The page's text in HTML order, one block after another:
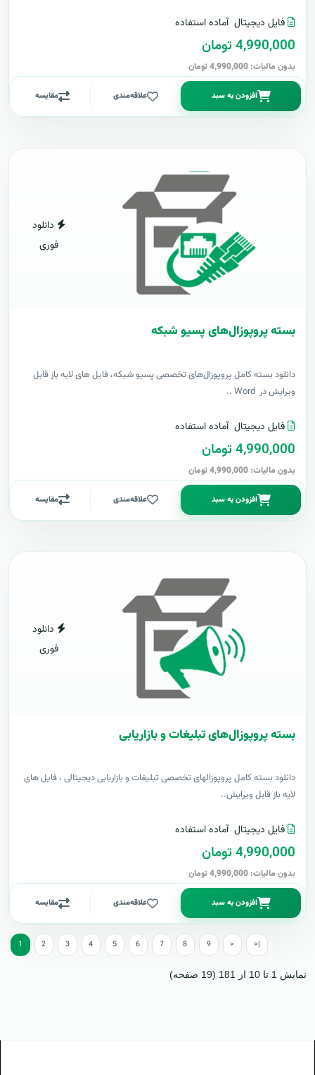
فایل دیجیتال آماده استفاده
4,990,000 تومان
بدون مالیات: 4,990,000 تومان
افزودن به سبد علاقه‌مندی مقایسه
دانلود
فوری
بسته پروپوزال‌های پسیو شبکه
دانلود بسته کامل پروپوزال‌های تخصصی پسیو شبکه، فایل های لایه باز قابل
ویرایش در Word ..
فایل دیجیتال آماده استفاده
4,990,000 تومان
بدون مالیات: 4,990,000 تومان
افزودن به سبد علاقه‌مندی مقایسه
دانلود
فوری
بسته پروپوزال‌های تبلیغات و بازاریابی
دانلود بسته کامل پروپوزالهای تخصصی تبلیغات و بازاریابی دیجیتالی ، فایل های
لایه باز قابل ویرایش..
فایل دیجیتال آماده استفاده
4,990,000 تومان
بدون مالیات: 4,990,000 تومان
افزودن به سبد علاقه‌مندی مقایسه
1 2 3 4 5 6 7 8 9 > >|
نمایش 1 تا 10 از 181 (19 صفحه)